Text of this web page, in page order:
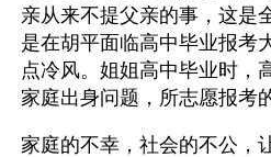
亲从来不提父亲的事，这是
是在胡平面临高中毕业报考
点冷风。姐姐高中毕业时，
家庭出身问题，所志愿报考
家庭的不幸，社会的不公，